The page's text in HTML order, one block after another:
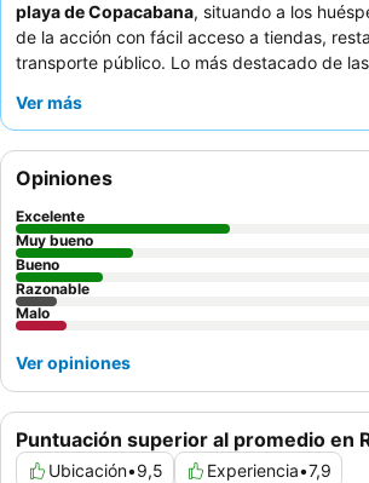
playa de Copacabana, situando a los
de la acción con fácil acceso a tiendas,
transporte público. Lo más destacado de
a Copacabana. Los huéspedes elogian
variado
considere reservar una habitación con
un registro privado y un desayuno tranquilo
Ver más
Puntuación superior al promedio en
Ubicación•9,5 Experiencia•7,9
Opiniones
Excelente
Muy bueno
Bueno
Razonable
Malo
Ver opiniones